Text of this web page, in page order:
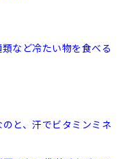
など冷たい物を食べる
と、汗でビタミンミネ